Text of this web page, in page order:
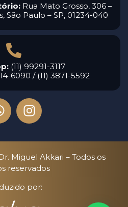
Rua Mato Grosso, 306 –
São Paulo – SP, 01234-040
(11) 99291-3117
6090 / (11) 3871-5592
Miguel Akkari – Todos os
reservados
por: